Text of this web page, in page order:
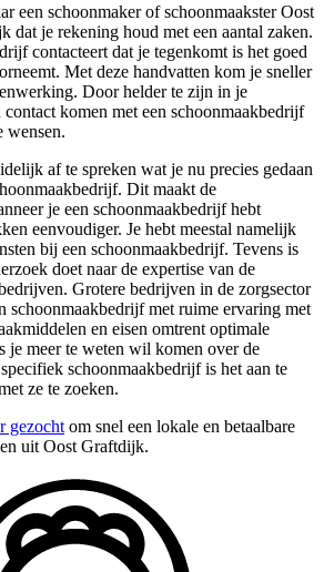
een schoonmaker of schoonmaakster Oost
dat je rekening houd met een aantal zaken.
contacteert dat je tegenkomt is het goed
Met deze handvatten kom je sneller
Door helder te zijn in je
komen met een schoonmaakbedrijf
wensen.
af te spreken wat je nu precies gedaan
Dit maakt de
je een schoonmaakbedrijf hebt
eenvoudiger. Je hebt meestal namelijk
bij een schoonmaakbedrijf. Tevens is
doet naar de expertise van de
Grotere bedrijven in de zorgsector
schoonmaakbedrijf met ruime ervaring met
en eisen omtrent optimale
je meer te weten wil komen over de
schoonmaakbedrijf is het aan te
ze te zoeken.
gezocht om snel een lokale en betaalbare
uit Oost Graftdijk.